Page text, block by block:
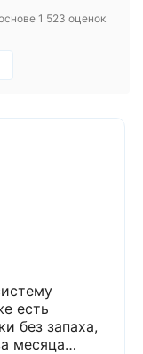
1 523 оценок
месяца